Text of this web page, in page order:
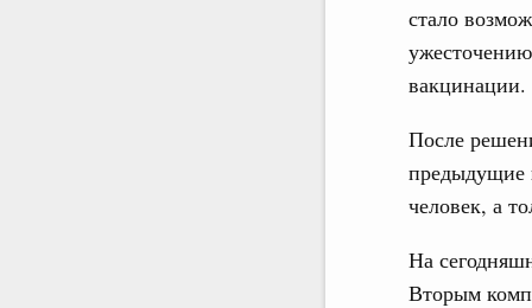
стало
вакцинации.
После
предыдущие
человек, а
На
Вторым